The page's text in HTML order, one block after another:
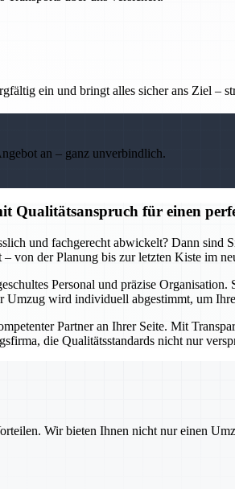
ein und bringt alles sicher ans Ziel –
an – ganz unverbindlich.
Qualitätsanspruch für einen
und fachgerecht abwickelt? Dann
von der Planung bis zur letzten Kiste im
Personal und präzise
Umzug wird individuell abgestimmt, um
Partner an Ihrer Seite. Mit
die Qualitätsstandards nicht nur
Wir bieten Ihnen nicht nur einen